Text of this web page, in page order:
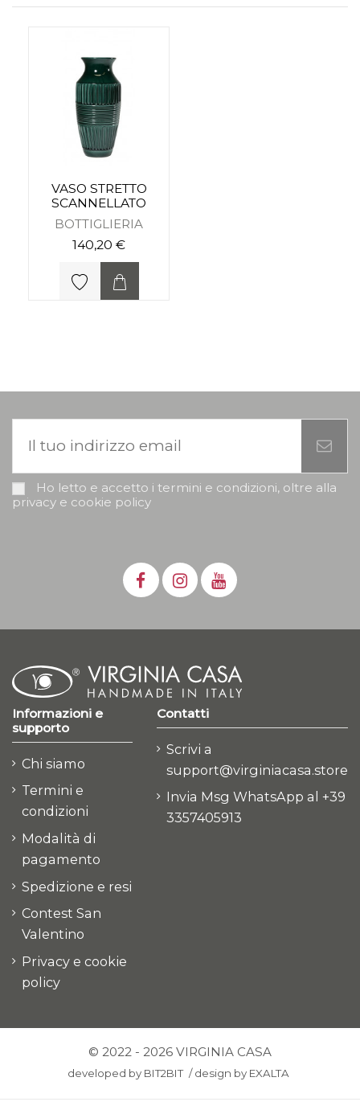
VASO STRETTO
SCANNELLATO
BOTTIGLIERIA
140,20 €
Ho letto e accetto i termini e condizioni, oltre alla
privacy e cookie policy
Informazioni e
supporto
Chi siamo
Termini e
condizioni
Modalità di
pagamento
Spedizione e resi
Contest San
Valentino
Privacy e cookie
policy
Contatti
Scrivi a
support@virginiacasa.store
Invia Msg WhatsApp al +39
3357405913
© 2022 - 2026 VIRGINIA CASA
developed by BIT2BIT /design by EXALTA